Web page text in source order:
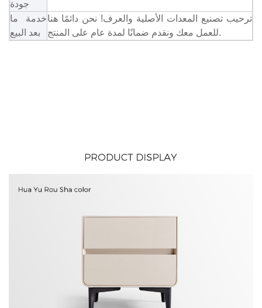
جودة
خدمة ما
بعد البيع
ترحيب تصنيع المعدات الأصلية والعرف! نحن دائمًا هنا
للعمل معك ونقدم ضمانًا لمدة عام على المنتج.